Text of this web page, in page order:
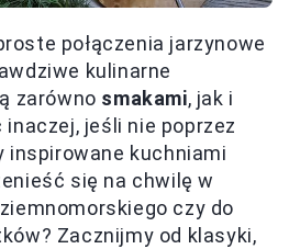
połączenia jarzynowe
kulinarne
zarówno smakami, jak i
jeśli nie poprzez
inspirowane kuchniami
się na chwilę w
czy do
Zacznijmy od klasyki,